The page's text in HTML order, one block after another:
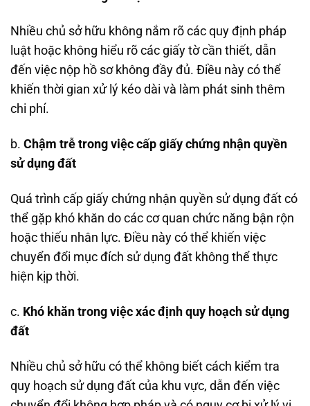
Nhiều chủ sở hữu không nắm rõ các quy định pháp
luật hoặc không hiểu rõ các giấy tờ cần thiết, dẫn
đến việc nộp hồ sơ không đầy đủ. Điều này có thể
khiến thời gian xử lý kéo dài và làm phát sinh thêm
chi phí.
b. Chậm trễ trong việc cấp giấy chứng nhận quyền
sử dụng đất
Quá trình cấp giấy chứng nhận quyền sử dụng đất có
thể gặp khó khăn do các cơ quan chức năng bận rộn
hoặc thiếu nhân lực. Điều này có thể khiến việc
chuyển đổi mục đích sử dụng đất không thể thực
hiện kịp thời.
c. Khó khăn trong việc xác định quy hoạch sử dụng
đất
Nhiều chủ sở hữu có thể không biết cách kiểm tra
quy hoạch sử dụng đất của khu vực, dẫn đến việc